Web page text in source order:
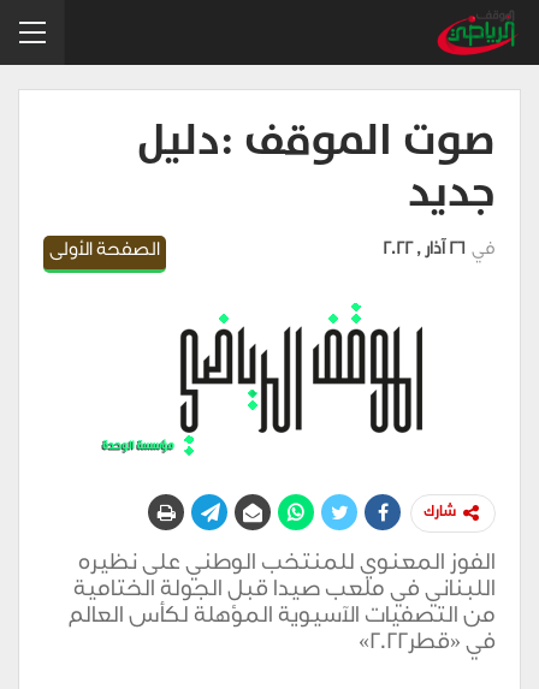
صوت الموقف :دليل
جديد
الصفحة الأولى في 26 آذار , 2022
شارك
الفوز المعنوي للمنتخب الوطني على نظيره
اللبناني في ملعب صيدا قبل الجولة الختامية
من التصفيات الآسيوية المؤهلة لكأس العالم
في «قطر2022»